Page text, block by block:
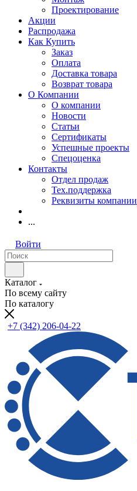
Проектирование
Акции
Распродажа
Как Купить
Заказ
Оплата
Доставка товара
Возврат товара
О Компании
О компании
Новости
Статьи
Сертификаты
Успешные проекты
Спецоценка
Контакты
Отдел продаж
Тех.поддержка
Реквизиты компании
...
Войти
Каталог
По всему сайту
По каталогу
+7 (342) 206-04-22